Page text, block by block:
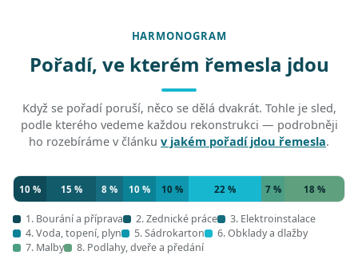
HARMONOGRAM
Pořadí, ve kterém řemesla jdou
Když se pořadí poruší, něco se dělá dvakrát. Tohle je sled,
podle kterého vedeme každou rekonstrukci — podrobněji
ho rozebíráme v článku v jakém pořadí jdou řemesla.
10 % 15 % 8 % 10 % 10 % 22 % 7 % 18 %
1. Bourání a příprava 2. Zednické práce
3. Elektroinstalace
4. Voda, topení, plyn
5. Sádrokarton
6. Obklady a dlažby
7. Malby
8. Podlahy, dveře a předání